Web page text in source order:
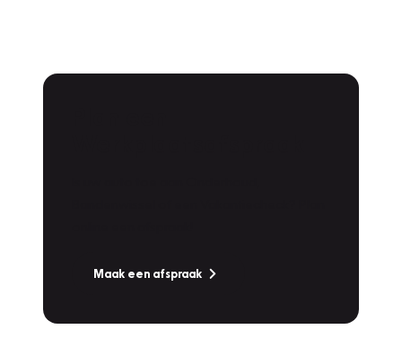
Maak een afspraak